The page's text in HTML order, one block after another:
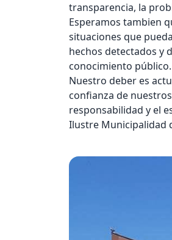
transparencia, la
Esperamos tambien
situaciones que
hechos detectados y
conocimiento público.
Nuestro deber es
confianza de
responsabilidad y el
Ilustre Municipalidad